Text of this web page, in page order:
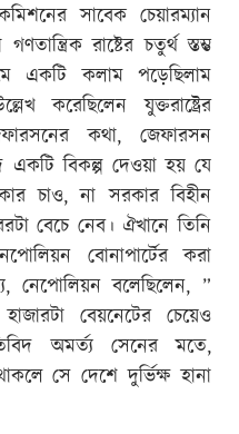
সাবেক চেয়ারম্যান
রাষ্টের চতুর্থ স্তম্ভ
একটি কলাম পড়েছিলাম
করেছিলেন যুক্তরাষ্ট্রের
কথা, জেফারসন
বিকল্প দেওয়া হয় যে
চাও, না সরকার বিহীন
বেচে নেব। ঐখানে তিনি
বোনাপার্টের করা
নেপোলিয়ন বলেছিলেন, ”
বেয়নেটের চেয়েও
অমর্ত্য সেনের মতে,
সে দেশে দুর্ভিক্ষ হানা